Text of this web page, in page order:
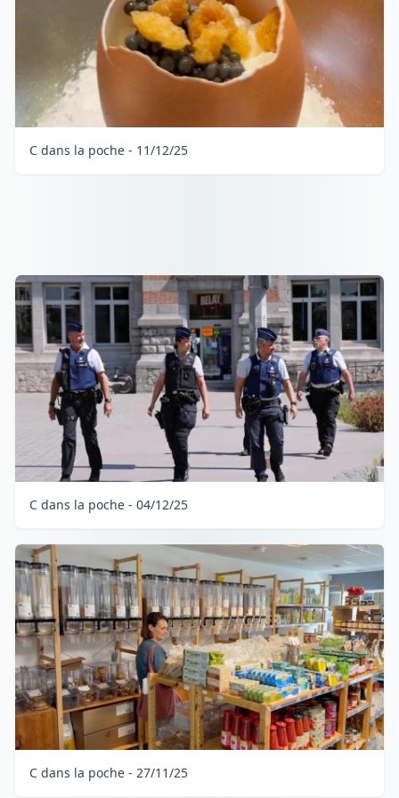
C dans la poche - 11/12/25
C dans la poche - 04/12/25
C dans la poche - 27/11/25